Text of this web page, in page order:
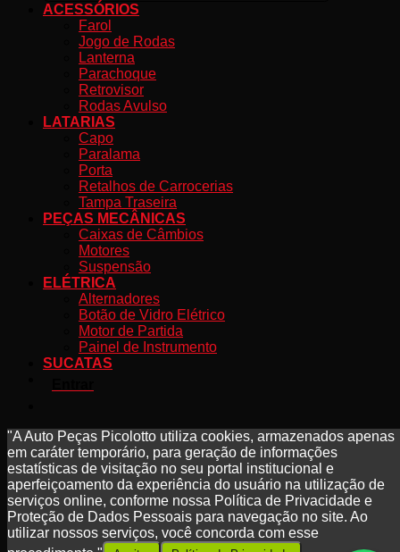
ACESSÓRIOS
Farol
Jogo de Rodas
Lanterna
Parachoque
Retrovisor
Rodas Avulso
LATARIAS
Capo
Paralama
Porta
Retalhos de Carrocerias
Tampa Traseira
PEÇAS MECÂNICAS
Caixas de Câmbios
Motores
Suspensão
ELÉTRICA
Alternadores
Botão de Vidro Elétrico
Motor de Partida
Painel de Instrumento
SUCATAS
"A Auto Peças Picolotto utiliza cookies, armazenados apenas
em caráter temporário, para geração de informações
estatísticas de visitação no seu portal institucional e
aperfeiçoamento da experiência do usuário na utilização de
serviços online, conforme nossa Política de Privacidade e
Proteção de Dados Pessoais para navegação no site. Ao
utilizar nossos serviços, você concorda com esse